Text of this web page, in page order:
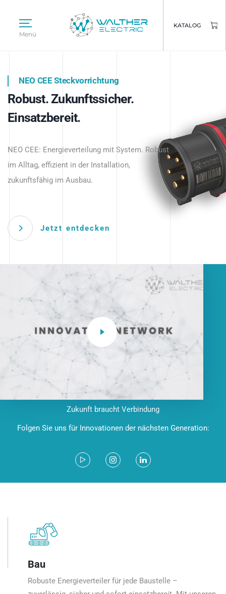
Menü
KATALOG
Intelligente Stromverteilung
beginnt hier.
NEO CEE Steckvorrichtung
Robust. Zukunftssicher.
Einsatzbereit.
NEO CEE: Energieverteilung mit System. Robust
im Alltag, effizient in der Installation,
zukunftsfähig im Ausbau.
Jetzt entdecken
Intelligenz trifft Energie.
Anwendungen – robust, IP-geschützt und
zukunftsfähig.
Zukunft braucht Verbindung
Folgen Sie uns für Innovationen der nächsten Generation:
Bau
Robuste Energieverteiler für jede Baustelle –